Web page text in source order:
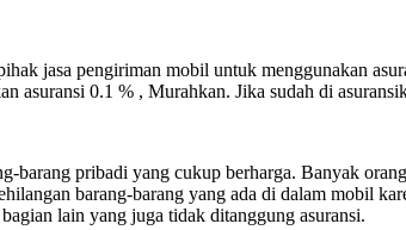
jasa pengiriman mobil untuk menggunakan
asuransi 0.1 % , Murahkan. Jika sudah di
barang pribadi yang cukup berharga. Banyak
barang-barang yang ada di dalam mobil
lain yang juga tidak ditanggung asuransi.